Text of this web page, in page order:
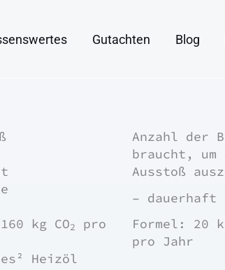
Gutachten Blog
kg CO2
pro
Anzahl der
braucht, um
Ausstoß
– dauerhaft
Formel: 20
pro Jahr
Heizöl